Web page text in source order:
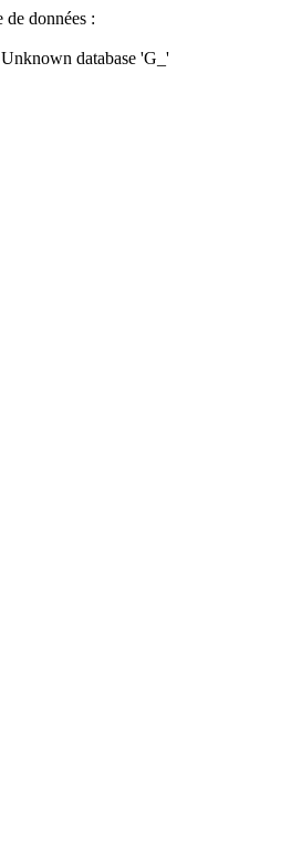
de données :
database 'G_'